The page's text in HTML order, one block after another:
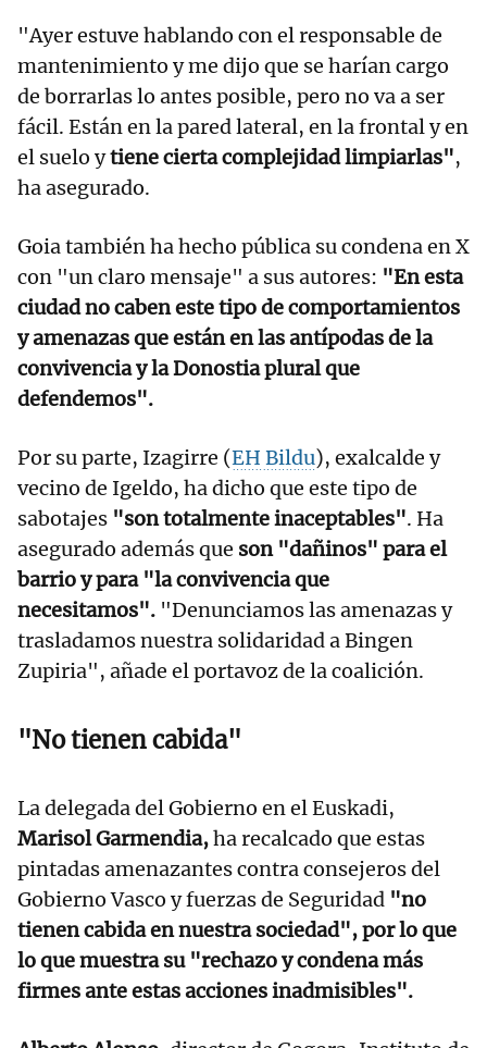
"Ayer estuve hablando con el responsable de
mantenimiento y me dijo que se harían cargo
de borrarlas lo antes posible, pero no va a ser
fácil. Están en la pared lateral, en la frontal y en
el suelo ytiene cierta complejidad limpiarlas",
ha asegurado.
Goia también ha hecho pública su condena en X
con "un claro mensaje" a sus autores: "En esta
ciudad no caben este tipo de comportamientos
y amenazas que están en las antípodas de la
convivencia y la Donostia plural que
defendemos".
Por su parte, Izagirre (EH Bildu), exalcalde y
vecino de Igeldo, ha dicho que este tipo de
sabotajes "son totalmente inaceptables". Ha
asegurado además que son "dañinos" para el
barrio y para "la convivencia que
necesitamos". "Denunciamos las amenazas y
trasladamos nuestra solidaridad a Bingen
Zupiria", añade el portavoz de la coalición.
"No tienen cabida"
La delegada del Gobierno en el Euskadi,
Marisol Garmendia,ha recalcado que estas
pintadas amenazantes contra consejeros del
Gobierno Vasco y fuerzas de Seguridad "no
tienen cabida en nuestra sociedad", por lo que
lo que muestra su "rechazo y condena más
firmes ante estas acciones inadmisibles".